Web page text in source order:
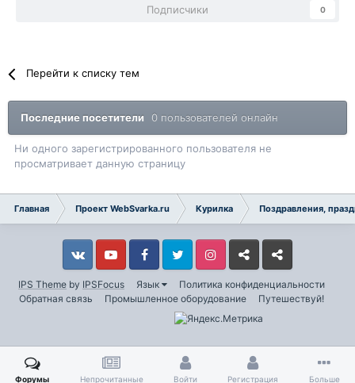
Подписчики 0
Перейти к списку тем
Последние посетители 0 пользователей онлайн
Ни одного зарегистрированного пользователя не
просматривает данную страницу
Главная Проект WebSvarka.ru Курилка Поздравления,
IPS Theme by IPSFocus Язык
Политика конфиденциальности
Обратная связь
Промышленное оборудование Путешествуй!
VkontakteYouTube FacebookTwitter InstagramLivejournalOdnoklassniki
Форумы Непрочитанные Войти Регистрация Больше